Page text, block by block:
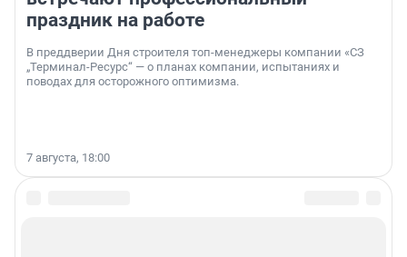
праздник на работе
В преддверии Дня строителя топ-менеджеры компании «СЗ
„Терминал-Ресурс“ — о планах компании, испытаниях и
поводах для осторожного оптимизма.
7 августа, 18:00